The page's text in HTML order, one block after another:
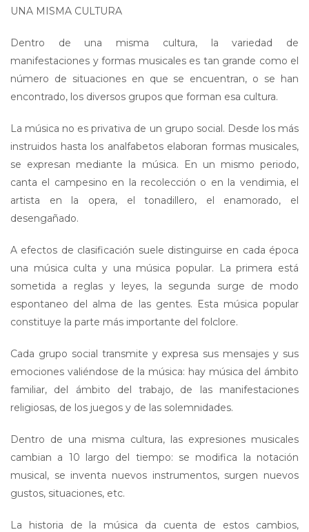
UNA MISMA CULTURA
Dentro de una misma cultura, la variedad de
manifestaciones y formas musicales es tan grande como el
número de situaciones en que se encuentran, o se han
encontrado, los diversos grupos que forman esa cultura.
La música no es privativa de un grupo social. Desde los más
instruidos hasta los analfabetos elaboran formas musicales,
se expresan mediante la música. En un mismo periodo,
canta el campesino en la recolección o en la vendimia, el
artista en la opera, el tonadillero, el enamorado, el
desengañado.
A efectos de clasificación suele distinguirse en cada época
una música culta y una música popular. La primera está
sometida a reglas y leyes, la segunda surge de modo
espontaneo del alma de las gentes. Esta música popular
constituye la parte más importante del folclore.
Cada grupo social transmite y expresa sus mensajes y sus
emociones valiéndose de la música: hay música del ámbito
familiar, del ámbito del trabajo, de las manifestaciones
religiosas, de los juegos y de las solemnidades.
Dentro de una misma cultura, las expresiones musicales
cambian a 10 largo del tiempo: se modifica la notación
musical, se inventa nuevos instrumentos, surgen nuevos
gustos, situaciones, etc.
La historia de la música da cuenta de estos cambios,